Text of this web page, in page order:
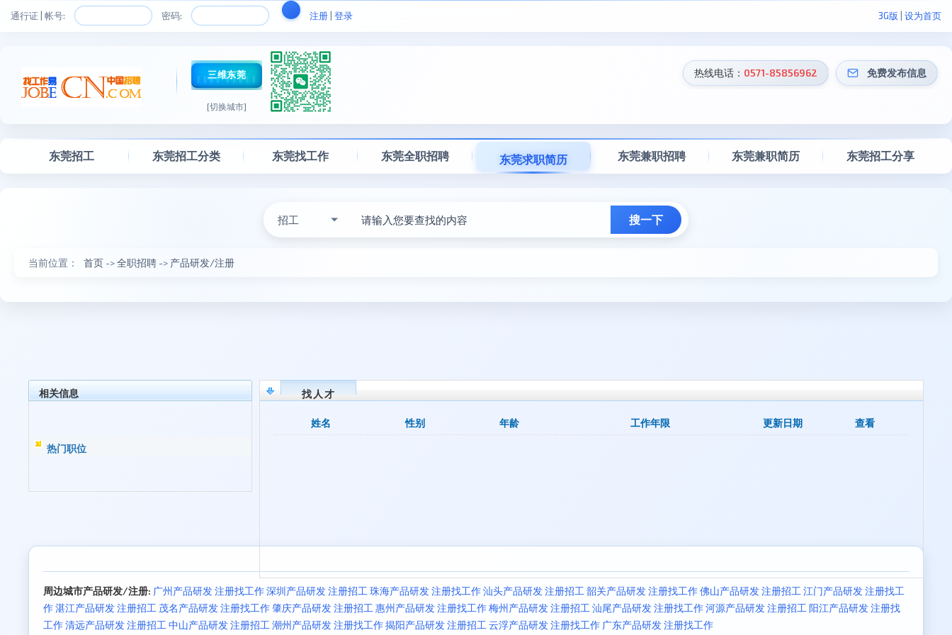
通行证 | 帐号: 密码: 注册 登录 3G版 设为首页
三维东莞
[切换城市]
热线电话： 0571-85856962 免费发布信息
东莞招工 东莞招工分类 东莞找工作 东莞全职招聘 东莞求职简历 东莞兼职招聘 东莞兼职简历 东莞招工分享
招工
当前位置： 首页 ->全职招聘 -> 产品研发/注册
相关信息
热门职位
找人才
姓名 性别 年龄 工作年限 更新日期 查看
周边城市产品研发/注册: 广州产品研发 注册找工作深圳产品研发 注册招工 珠海产品研发 注册找工作汕头产品研发 注册招工 韶关产品研发 注册找工作佛山产品研发 注册招工 江门产品研发 注册找工
作湛江产品研发 注册招工 茂名产品研发 注册找工作肇庆产品研发 注册招工 惠州产品研发 注册找工作梅州产品研发 注册招工 汕尾产品研发 注册找工作河源产品研发 注册招工 阳江产品研发 注册找
工作清远产品研发 注册招工 中山产品研发 注册招工 潮州产品研发 注册找工作揭阳产品研发 注册招工 云浮产品研发 注册找工作 广东产品研发 注册找工作